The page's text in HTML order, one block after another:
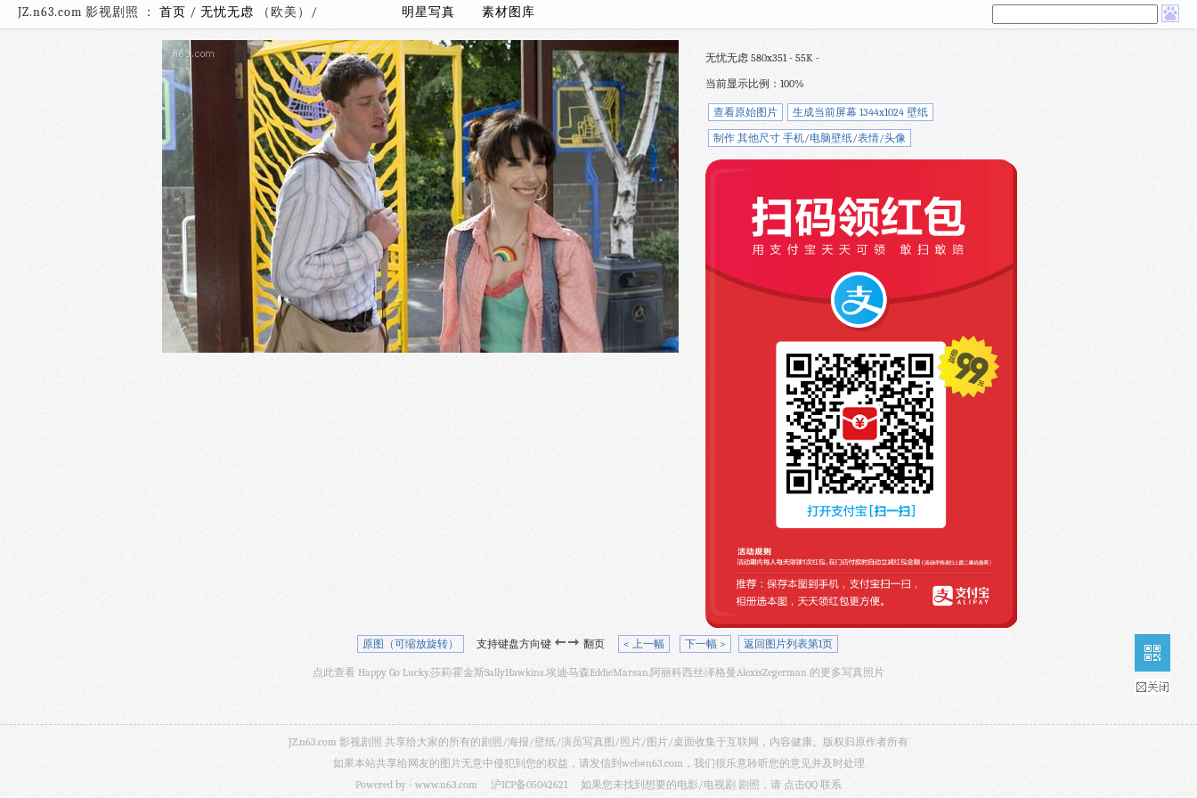
JZ.n63.com 影视剧照 ： 首页 / 无忧无虑 （欧美）/ 明星写真 素材图库
无忧无虑 580x351 - 55K -
当前显示比例：100%
查看原始图片 生成当前屏幕 1344x1024 壁纸
制作 其他尺寸 手机/电脑壁纸/表情/头像
原图（可缩放旋转） 支持键盘方向键 翻页 < 上一幅 下一幅 > 返回图片列表第1页
点此查看 Happy Go Lucky.莎莉·霍金斯SallyHawkins.埃迪·马森EddieMarsan.阿丽科西丝·泽格曼AlexisZegerman 的更多写真照片
JZ.n63.com 影视剧照 共享给大家的所有的剧照/海报/壁纸/演员写真图/照片/图片/桌面收集于互联网，内容健康。版权归原作者所有
如果本站共享给网友的图片无意中侵犯到您的权益，请发信到web#n63.com，我们很乐意聆听您的意见并及时处理
Powered by - www.n63.com 沪ICP备05042621 如果您未找到想要的电影/电视剧 剧照，请 点击QQ 联系